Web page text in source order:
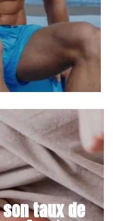
taux de